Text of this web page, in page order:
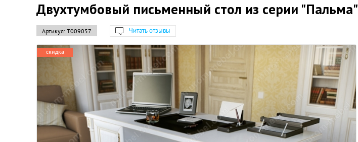
Двухтумбовый письменный стол из серии "Пальма"
Артикул: Т009057 Читать отзывы
скидка